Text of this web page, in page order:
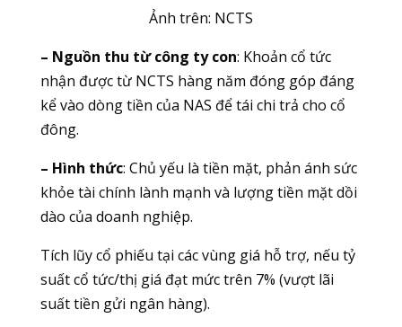
Ảnh trên: NCTS
– Nguồn thu từ công ty con: Khoản cổ tức
nhận được từ NCTS hàng năm đóng góp đáng
kể vào dòng tiền của NAS để tái chi trả cho cổ
đông.
– Hình thức: Chủ yếu là tiền mặt, phản ánh sức
khỏe tài chính lành mạnh và lượng tiền mặt dồi
dào của doanh nghiệp.
Tích lũy cổ phiếu tại các vùng giá hỗ trợ, nếu tỷ
suất cổ tức/thị giá đạt mức trên 7% (vượt lãi
suất tiền gửi ngân hàng).